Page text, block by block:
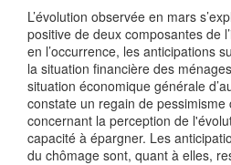
L’évolution observée en mars
positive de deux composantes de
en l’occurrence, les anticipations
la situation financière des
situation économique générale
constate un regain de
concernant la perception de
capacité à épargner. Les
du chômage sont, quant à elles,